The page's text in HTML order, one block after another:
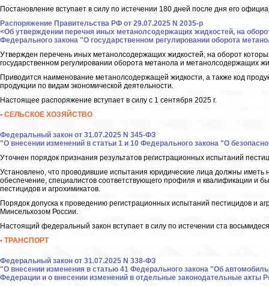
Постановление вступает в силу по истечении 180 дней после дня его
Распоряжение Правительства РФ от 29.07.2025 N 2035-р
<Об утверждении перечня иных метанолсодержащих жидкостей, на
Федерального закона "О государственном регулировании оборота
Утвержден перечень иных метанолсодержащих жидкостей, на оборот
государственном регулировании оборота метанола и метанолсодержащих
Приводится наименование метанолсодержащей жидкости, а также код
продукции по видам экономической деятельности.
Настоящее распоряжение вступает в силу с 1 сентября 2025 г.
• СЕЛЬСКОЕ ХОЗЯЙСТВО
Федеральный закон от 31.07.2025 N 345-ФЗ
"О внесении изменений в статьи 1 и 10 Федерального закона "О
Уточнен порядок признания результатов регистрационных испытаний
Установлено, что проводившие испытания юридические лица должны иметь
обеспечение, специалистов соответствующего профиля и квалификации и
пестицидов и агрохимикатов.
Порядок допуска к проведению регистрационных испытаний пестицидов и
Минсельхозом России.
Настоящий федеральный закон вступает в силу по истечении ста
• ТРАНСПОРТ
Федеральный закон от 31.07.2025 N 338-ФЗ
"О внесении изменения в статью 41 Федерального закона "Об
Федерации и о внесении изменений в отдельные законодательные акты